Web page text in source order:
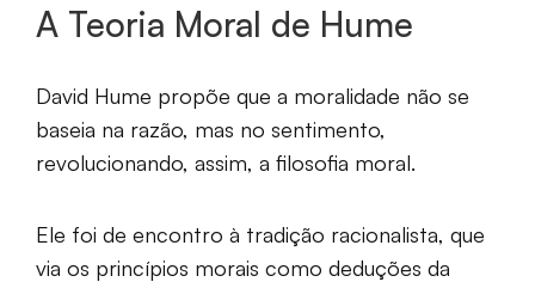
A Teoria Moral de Hume
David Hume propõe que a moralidade não se
baseia na razão, mas no sentimento,
revolucionando, assim, a filosofia moral.
Ele foi de encontro à tradição racionalista, que
via os princípios morais como deduções da